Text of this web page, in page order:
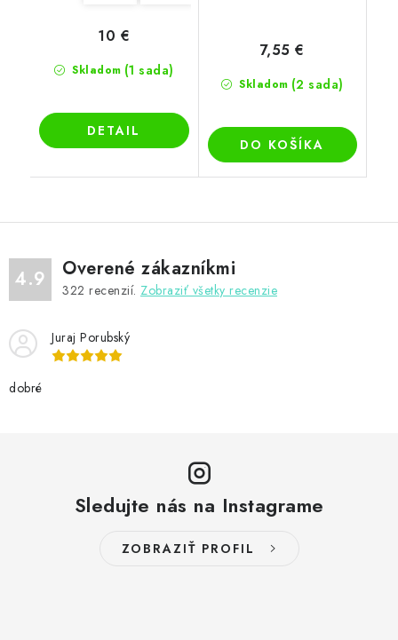
Skladom (1 sada)
10 €
DETAIL
Skladom (2 sada)
7,55 €
DO KOŠÍKA
4.9 Overené zákazníkmi
322 recenzií. Zobraziť všetky recenzie
Juraj Porubský
dobré
Sledujte nás na Instagrame
ZOBRAZIŤ PROFIL